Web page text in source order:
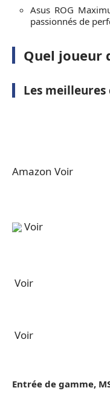
Asus ROG
passionnés de
Quel joueur
Les meilleures
Amazon Voir
Voir
Voir
Voir
Entrée de gamme,